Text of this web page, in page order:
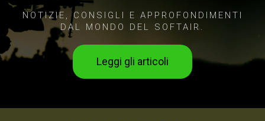
NOTIZIE, CONSIGLI E APPROFONDIMENTI
DAL MONDO DEL SOFTAIR.
Leggi gli articoli